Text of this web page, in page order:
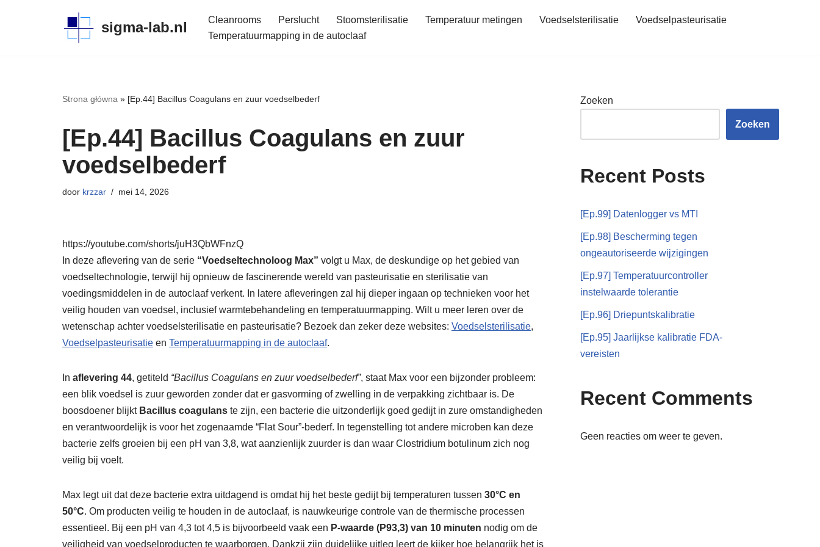
sigma-lab.nl Cleanrooms Perslucht Stoomsterilisatie Temperatuur metingen Voedselsterilisatie
Voedselpasteurisatie
Temperatuurmapping in de autoclaaf
Strona główna » [Ep.44] Bacillus Coagulans en zuur voedselbederf
[Ep.44] Bacillus Coagulans en zuur
voedselbederf
door krzzar mei 14, 2026
https://youtube.com/shorts/juH3QbWFnzQ
In deze aflevering van de serie “Voedseltechnoloog Max” volgt u Max, de deskundige op het gebied van
voedseltechnologie, terwijl hij opnieuw de fascinerende wereld van pasteurisatie en sterilisatie van
voedingsmiddelen in de autoclaaf verkent. In latere afleveringen zal hij dieper ingaan op technieken voor het
veilig houden van voedsel, inclusief warmtebehandeling en temperatuurmapping. Wilt u meer leren over de
wetenschap achter voedselsterilisatie en pasteurisatie? Bezoek dan zeker deze websites: Voedselsterilisatie,
Voedselpasteurisatie en Temperatuurmapping in de autoclaaf.
In aflevering 44, getiteld “Bacillus Coagulans en zuur voedselbederf”, staat Max voor een bijzonder probleem:
een blik voedsel is zuur geworden zonder dat er gasvorming of zwelling in de verpakking zichtbaar is. De
boosdoener blijkt Bacillus coagulans te zijn, een bacterie die uitzonderlijk goed gedijt in zure omstandigheden
en verantwoordelijk is voor het zogenaamde “Flat Sour”-bederf. In tegenstelling tot andere microben kan deze
bacterie zelfs groeien bij een pH van 3,8, wat aanzienlijk zuurder is dan waar Clostridium botulinum zich nog
veilig bij voelt.
Max legt uit dat deze bacterie extra uitdagend is omdat hij het beste gedijt bij temperaturen tussen 30°C en
50°C. Om producten veilig te houden in de autoclaaf, is nauwkeurige controle van de thermische processen
essentieel. Bij een pH van 4,3 tot 4,5 is bijvoorbeeld vaak een P-waarde (P93,3) van 10 minuten nodig om de
veiligheid van voedselproducten te waarborgen. Dankzij zijn duidelijke uitleg leert de kijker hoe belangrijk het is
Zoeken
Zoeken
Recent Posts
[Ep.99] Datenlogger vs MTI
[Ep.98] Bescherming tegen
ongeautoriseerde wijzigingen
[Ep.97] Temperatuurcontroller
instelwaarde tolerantie
[Ep.96] Driepuntskalibratie
[Ep.95] Jaarlijkse kalibratie FDA-
vereisten
Recent Comments
Geen reacties om weer te geven.